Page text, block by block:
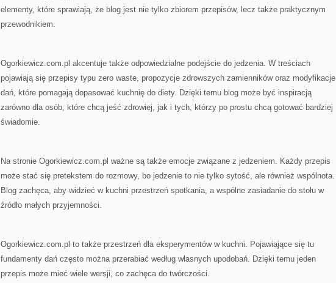
elementy, które sprawiają, że blog jest nie tylko zbiorem przepisów, lecz także praktycznym
przewodnikiem.
Ogorkiewicz.com.pl akcentuje także odpowiedzialne podejście do jedzenia. W treściach
pojawiają się przepisy typu zero waste, propozycje zdrowszych zamienników oraz modyfikacje
dań, które pomagają dopasować kuchnię do diety. Dzięki temu blog może być inspiracją
zarówno dla osób, które chcą jeść zdrowiej, jak i tych, którzy po prostu chcą gotować bardziej
świadomie.
Na stronie Ogorkiewicz.com.pl ważne są także emocje związane z jedzeniem. Każdy przepis
może stać się pretekstem do rozmowy, bo jedzenie to nie tylko sytość, ale również wspólnota.
Blog zachęca, aby widzieć w kuchni przestrzeń spotkania, a wspólne zasiadanie do stołu w
źródło małych przyjemności.
Ogorkiewicz.com.pl to także przestrzeń dla eksperymentów w kuchni. Pojawiające się tu
fundamenty dań często można przerabiać według własnych upodobań. Dzięki temu jeden
przepis może mieć wiele wersji, co zachęca do twórczości.